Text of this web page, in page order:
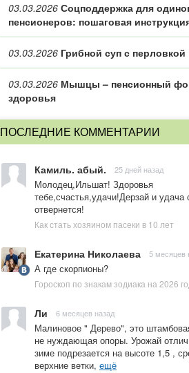
03.03.2026 Соцподдержка для
пенсионеров: пошаговая
03.03.2026 Грибной суп с перловкой
03.03.2026 Мышцы – пенсионный
здоровья
ПОСЛЕДНИЕ КОММЕНТАРИИ
Камиль. абый. 25 дней назад
Молодец,Ильшат! Здоровья
тебе,счастья,удачи!Дерзай и удача
отвернется!
Как стать хозяином пасеки в 10 лет
Екатерина Николаева 5 месяцев
А где скорпионы?
Гороскоп по знакам зодиака на 2026
Ли 6 месяцев назад
Малиновое " Дерево", это
не нуждающая опоры. Урожай
зиме подрезается на высоте 1,5 ,
верхние ветки, ещё